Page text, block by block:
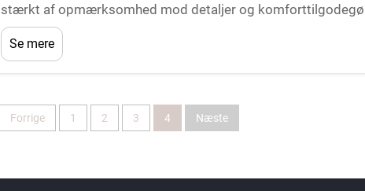
stærkt af opmærksomhed mod detaljer og
berøringspunkter, der påvirker gæsteoplevelsen, spiller spa-
skabe en følelse af...
Se mere
Forrige 1 2 3 4 Næste